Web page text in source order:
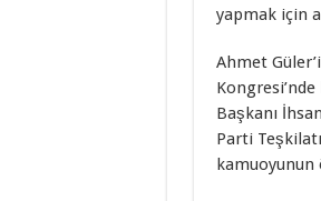
yapmak için
Ahmet
Başkanı
Parti
kamuoyunun